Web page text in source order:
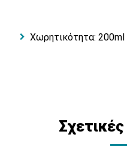
Χωρητικότητα: 200ml